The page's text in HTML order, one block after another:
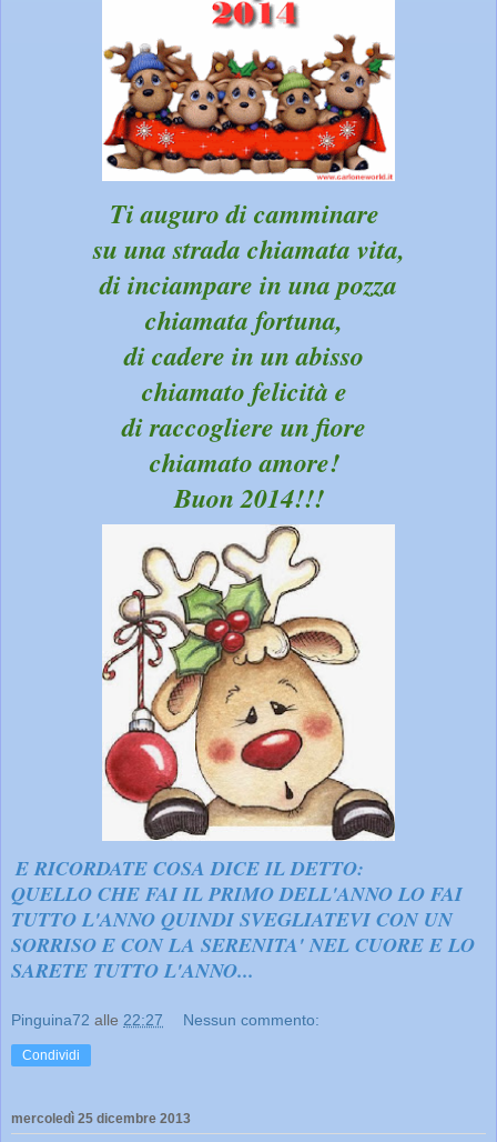
Ti auguro di camminare
su una strada chiamata vita,
di inciampare in una pozza
chiamata fortuna,
di cadere in un abisso
chiamato felicità e
di raccogliere un fiore
chiamato amore!
Buon 2014!!!
E RICORDATE COSA DICE IL DETTO:
QUELLO CHE FAI IL PRIMO DELL'ANNO LO FAI
TUTTO L'ANNO QUINDI SVEGLIATEVI CON UN
SORRISO E CON LA SERENITA' NEL CUORE E LO
SARETE TUTTO L'ANNO...
Pinguina72 alle 22:27 Nessun commento:
Condividi
mercoledì 25 dicembre 2013